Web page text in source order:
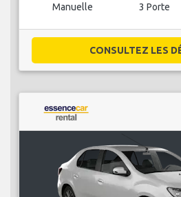
Manuelle 3 Porte
CONSULTEZ LES